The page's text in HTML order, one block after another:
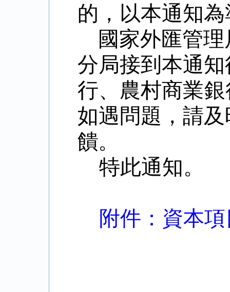
的，以本通知
國家外匯管理
分局接到本通
行、農村商業
如遇問題，請
饋。
特此通知。
附件：資本